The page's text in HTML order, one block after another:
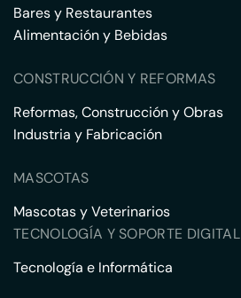
Bares y Restaurantes
Alimentación y Bebidas
CONSTRUCCIÓN Y REFORMAS
Reformas, Construcción y Obras
Industria y Fabricación
MASCOTAS
Mascotas y Veterinarios
TECNOLOGÍA Y SOPORTE DIGITAL
Tecnología e Informática